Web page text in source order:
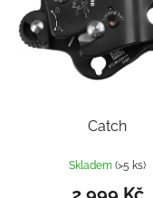
Catch
Skladem(>5 ks)